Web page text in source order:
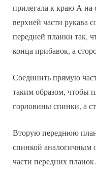
прилегала к краю А на
верхней части рукава
передней планки так,
конца прибавок, а
Соединить прямую
таким образом, чтобы
горловины спинки, а
Вторую переднюю
спинкой аналогичным
части передних